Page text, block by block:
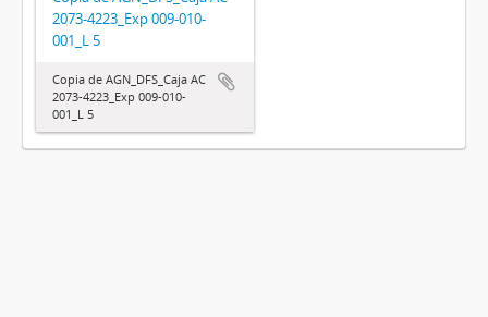
2073-4223_Exp 009-010-
001_L 5
Copia de AGN_DFS_Caja AC
2073-4223_Exp 009-010-
001_L 5